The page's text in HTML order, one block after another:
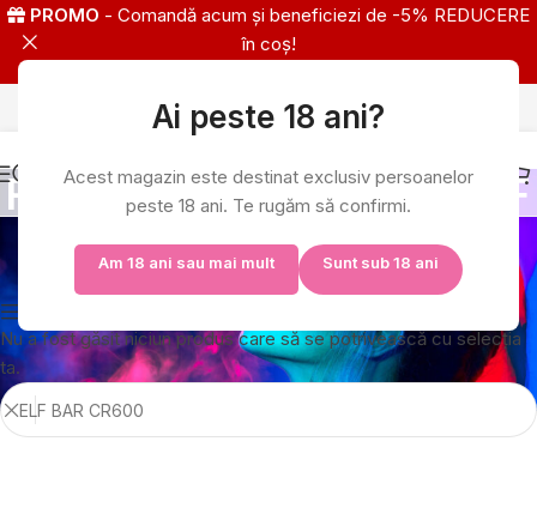
Ai peste 18 ani?
Acest magazin este destinat exclusiv persoanelor
peste 18 ani. Te rugăm să confirmi.
Am 18 ani sau mai mult Sunt sub 18 ani
PROMO - Comandă acum și beneficiezi de -5% REDUCERE
în coș!
IMPORTATOR EXLCUSIV ELFBAR
Rezultatele căutării: „ELF
BAR CR600”
Nu a fost găsit niciun produs care să se potrivească cu selecția
ta.